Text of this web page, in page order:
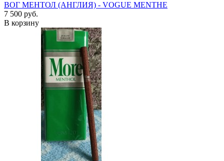
ВОГ МЕНТОЛ (АНГЛИЯ) - VOGUE MENTHE
7 500 руб.
В корзину